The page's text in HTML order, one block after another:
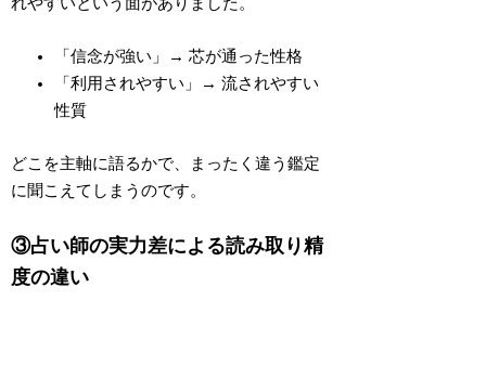
れやすいという面がありました。
「信念が強い」→芯が通った性格
「利用されやすい」→流されやすい
性質
どこを主軸に語るかで、まったく違う鑑定
に聞こえてしまうのです。
③占い師の実力差による読み取り精
度の違い